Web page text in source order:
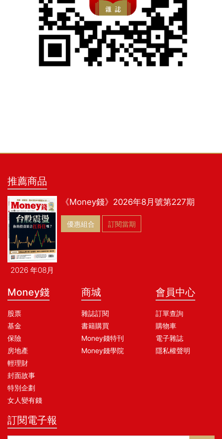
推薦商品
2026 年08月
《Money錢》2026年8月號第227期
優惠組合 訂閱當期
Money錢
股票
基金
保險
房地產
輕理財
封面故事
特別企劃
女人變有錢
商城
雜誌訂閱
書籍購買
Money錢特刊
Money錢學院
會員中心
訂單查詢
購物車
電子雜誌
隱私權聲明
訂閱電子報